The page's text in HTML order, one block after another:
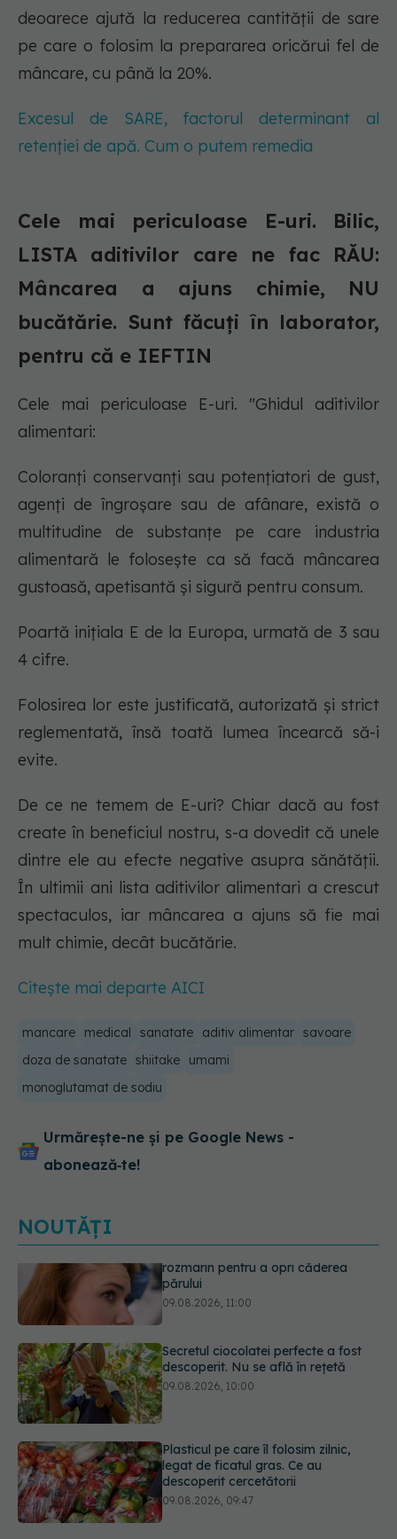
deoarece ajută la reducerea cantității de sare
pe care o folosim la prepararea oricărui fel de
mâncare, cu până la 20%.
Excesul de SARE, factorul determinant al
retenției de apă. Cum o putem remedia
Cele mai periculoase E-uri. Bilic,
LISTA aditivilor care ne fac RĂU:
Mâncarea a ajuns chimie, NU
bucătărie. Sunt făcuți în laborator,
pentru că e IEFTIN
Cele mai periculoase E-uri. "Ghidul aditivilor
alimentari:
Coloranți conservanți sau potențiatori de gust,
agenți de îngroșare sau de afânare, există o
multitudine de substanțe pe care industria
alimentară le folosește ca să facă mâncarea
gustoasă, apetisantă și sigură pentru consum.
Poartă inițiala E de la Europa, urmată de 3 sau
4 cifre.
Folosirea lor este justificată, autorizată și strict
reglementată, însă toată lumea încearcă să-i
evite.
De ce ne temem de E-uri? Chiar dacă au fost
create în beneficiul nostru, s-a dovedit că unele
dintre ele au efecte negative asupra sănătății.
În ultimii ani lista aditivilor alimentari a crescut
spectaculos, iar mâncarea a ajuns să fie mai
mult chimie, decât bucătărie.
Citește mai departe AICI
mancare medical sanatate aditiv alimentar savoare
doza de sanatate shiitake
umami
monoglutamat de sodiu
Urmărește-ne și pe Google News -
abonează‑te!
NOUTĂȚI
Secretul ciocolatei perfecte a fost
descoperit. Nu se află în rețetă
Plasticul pe care îl folosim zilnic,
Simptomele infecției cu Helicobacter
pylori. Se poate trăi cu această